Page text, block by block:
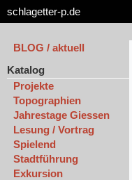
schlagetter-p.de
BLOG / aktuell
Katalog
Projekte
Topographien
Jahrestage Giessen
Lesung / Vortrag
Spielend
Stadtführung
Exkursion